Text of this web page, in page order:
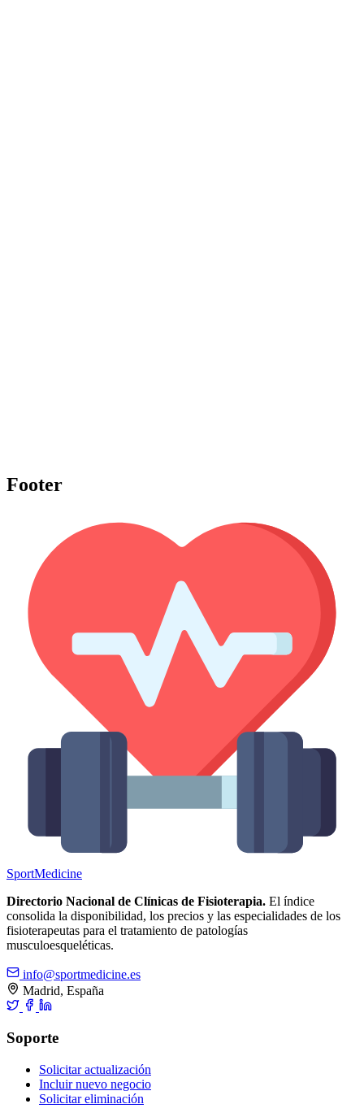
Footer
SportMedicine
Directorio Nacional de Clínicas de Fisioterapia. El índice
consolida la disponibilidad, los precios y las especialidades de los
fisioterapeutas para el tratamiento de patologías
musculoesqueléticas.
info@sportmedicine.es
Madrid, España
Soporte
Solicitar actualización
Incluir nuevo negocio
Solicitar eliminación